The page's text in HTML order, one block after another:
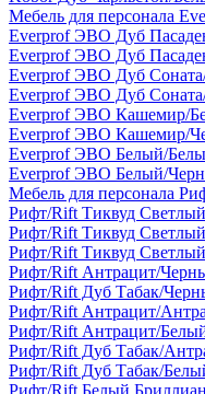
Мебель для персонала
Everprof ЭВО Дуб
Everprof ЭВО Дуб
Everprof ЭВО Дуб
Everprof ЭВО Дуб
Everprof ЭВО Кашемир/
Everprof ЭВО Кашемир/
Everprof ЭВО Белый/
Everprof ЭВО Белый/
Мебель для персонала
Рифт/Rift Тиквуд
Рифт/Rift Тиквуд
Рифт/Rift Тиквуд
Рифт/Rift Антрацит/
Рифт/Rift Дуб Табак/
Рифт/Rift Антрацит/
Рифт/Rift Антрацит/
Рифт/Rift Дуб Табак/
Рифт/Rift Дуб Табак/
Рифт/Rift Белый